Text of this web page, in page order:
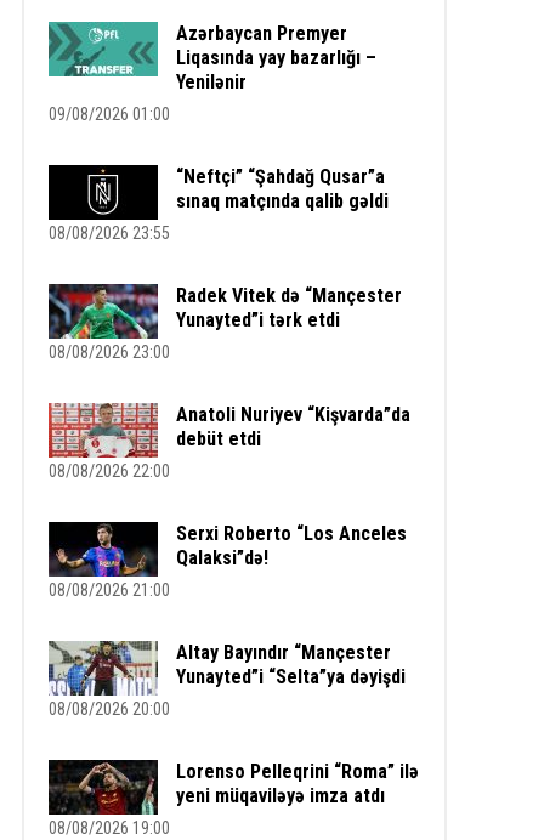
Azərbaycan Premyer
Liqasında yay bazarlığı –
Yenilənir
09/08/2026 01:00
“Neftçi” “Şahdağ Qusar”a
sınaq matçında qalib gəldi
08/08/2026 23:55
Radek Vitek də “Mançester
Yunayted”i tərk etdi
08/08/2026 23:00
Anatoli Nuriyev “Kişvarda”da
debüt etdi
08/08/2026 22:00
Serxi Roberto “Los Anceles
Qalaksi”də!
08/08/2026 21:00
Altay Bayındır “Mançester
Yunayted”i “Selta”ya dəyişdi
08/08/2026 20:00
Lorenso Pelleqrini “Roma” ilə
yeni müqaviləyə imza atdı
08/08/2026 19:00